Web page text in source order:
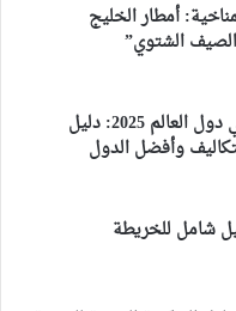
أمطار الخليج
الشتوي”
الهجرة واللجوء في دول العالم 2025: دليل
وأفضل الدول
شامل للخريطة